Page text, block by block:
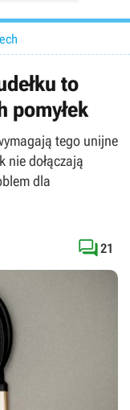
to
pomyłek
tego unijne
nie dołączają
dla
21